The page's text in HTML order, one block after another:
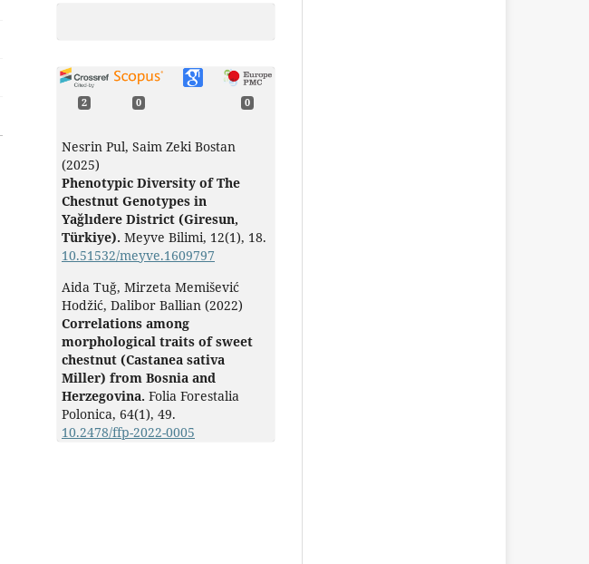
2 0 0
Nesrin Pul, Saim Zeki Bostan
(2025)
Phenotypic Diversity of The
Chestnut Genotypes in
Yağlıdere District (Giresun,
Türkiye). Meyve Bilimi, 12(1), 18.
10.51532/meyve.1609797
Aida Tuğ, Mirzeta Memišević
Hodžić, Dalibor Ballian (2022)
Correlations among
morphological traits of sweet
chestnut (Castanea sativa
Miller) from Bosnia and
Herzegovina. Folia Forestalia
Polonica, 64(1), 49.
10.2478/ffp-2022-0005